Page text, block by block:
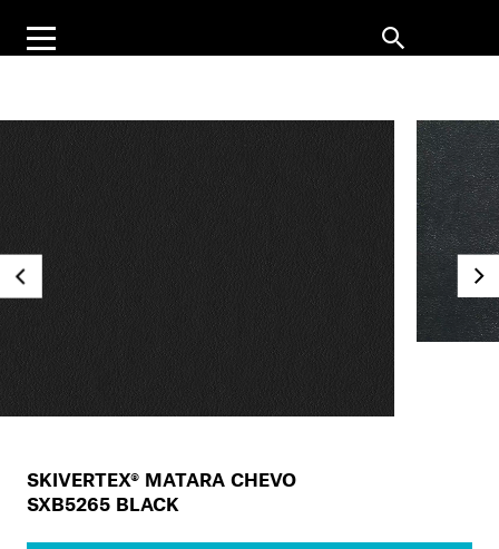
SKIVERTEX® MATARA CHEVO
SXB5265 BLACK